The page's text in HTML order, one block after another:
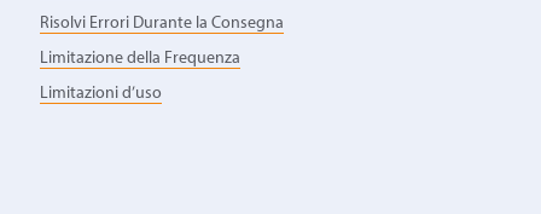
Risolvi Errori Durante la Consegna
Limitazione della Frequenza
Limitazioni d’uso